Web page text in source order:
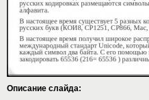
Описание слайда: